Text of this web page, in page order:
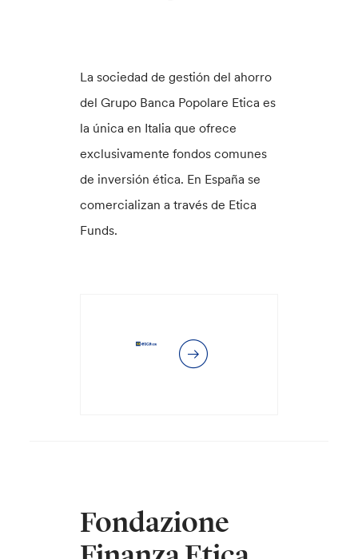
La sociedad de gestión del ahorro
del Grupo Banca Popolare Etica es
la única en Italia que ofrece
exclusivamente fondos comunes
de inversión ética. En España se
comercializan a través de Etica
Funds.
Fondazione